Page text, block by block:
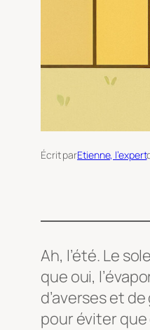
Écrit parEtienne, l’expert
Ah, l’été. Le
que oui,
d’averses et
pour éviter